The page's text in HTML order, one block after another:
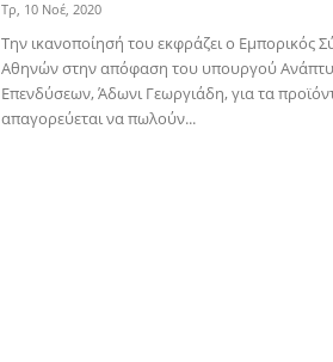
Τρ, 10 Νοέ, 2020
Την ικανοποίησή του εκφράζει ο Εμπορικός
Αθηνών στην απόφαση του υπουργού
Επενδύσεων, Άδωνι Γεωργιάδη, για τα
απαγορεύεται να πωλούν...